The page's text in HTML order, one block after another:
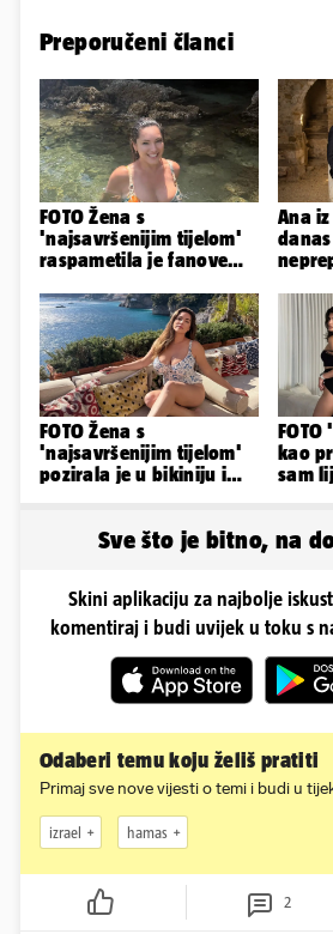
Preporučeni članci
FOTO Žena s
'najsavršenijim tijelom'
raspametila je fanove
plićaka
Ana
FOTO Žena s
'najsavršenijim tijelom'
pozirala je u bikiniju i
kao
sam
Sve što je bitno, na
Skini aplikaciju za najbolje
komentiraj i budi uvijek u toku s
Odaberi temu koju želiš pratiti
Primaj sve nove vijesti o temi i budi u
izrael hamas
2